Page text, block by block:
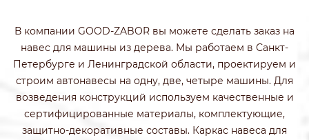
В компании GOOD-ZABOR вы можете сделать заказ на
навес для машины из дерева. Мы работаем в Санкт-
Петербурге и Ленинградской области, проектируем и
строим автонавесы на одну, две, четыре машины. Для
возведения конструкций используем качественные и
сертифицированные материалы, комплектующие,
защитно-декоративные составы. Каркас навеса для